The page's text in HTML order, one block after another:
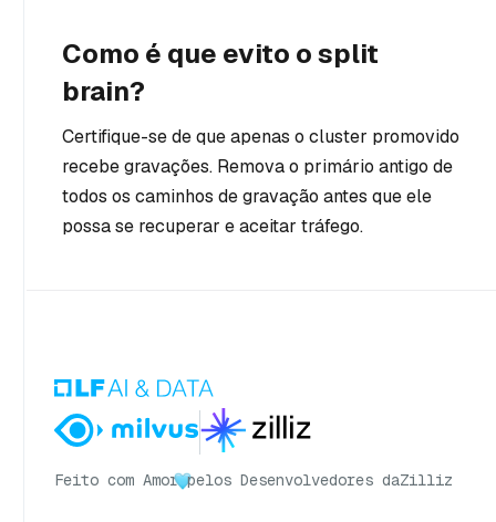
Como é que evito o split
brain?
Certifique-se de que apenas o cluster promovido
recebe gravações. Remova o primário antigo de
todos os caminhos de gravação antes que ele
possa se recuperar e aceitar tráfego.
Feito com Amor pelos Desenvolvedores daZilliz